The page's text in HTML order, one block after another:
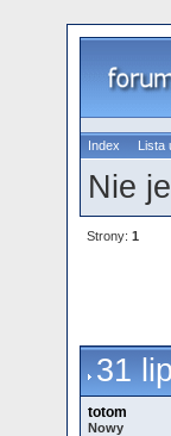
Index Lista
Nie
Strony: 1
31
totom
Nowy